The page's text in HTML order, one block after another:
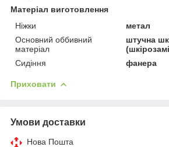
Матеріал виготовлення
Ніжки
метал
Основний оббивний
матеріал
штучна
Сидіння
фанера
Приховати
Умови доставки
Нова Пошта